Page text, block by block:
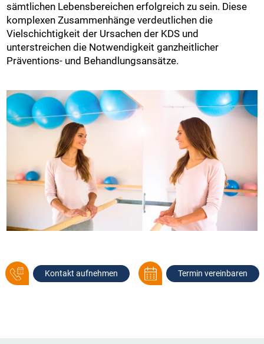
sämtlichen Lebensbereichen erfolgreich zu sein. Diese
komplexen Zusammenhänge verdeutlichen die
Vielschichtigkeit der Ursachen der KDS und
unterstreichen die Notwendigkeit ganzheitlicher
Präventions- und Behandlungsansätze.
Kontakt aufnehmen Termin vereinbaren